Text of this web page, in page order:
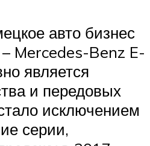
авто бизнес
– Mercedes-Benz E-
является
и передовых
исключением
серии,